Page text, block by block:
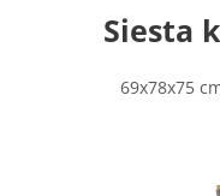
Siesta
69x78x75